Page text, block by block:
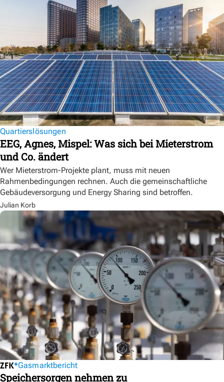
Quartierslösungen
EEG, Agnes, Mispel: Was sich bei Mieterstrom
und Co. ändert
Wer Mieterstrom-Projekte plant, muss mit neuen
Rahmenbedingungen rechnen. Auch die gemeinschaftliche
Gebäudeversorgung und Energy Sharing sind betroffen.
Julian Korb
Gasmarktbericht
Speichersorgen nehmen zu